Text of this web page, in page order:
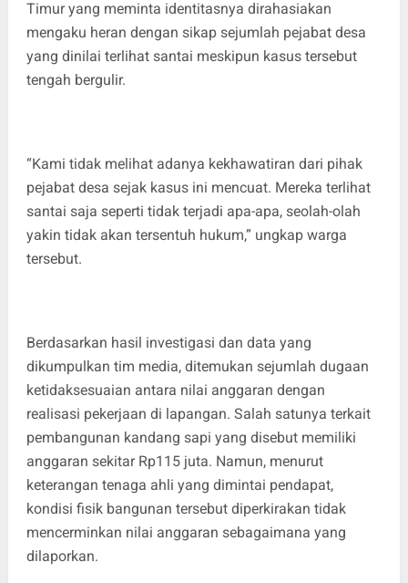
Timur yang meminta identitasnya dirahasiakan
mengaku heran dengan sikap sejumlah pejabat desa
yang dinilai terlihat santai meskipun kasus tersebut
tengah bergulir.
“Kami tidak melihat adanya kekhawatiran dari pihak
pejabat desa sejak kasus ini mencuat. Mereka terlihat
santai saja seperti tidak terjadi apa-apa, seolah-olah
yakin tidak akan tersentuh hukum,” ungkap warga
tersebut.
Berdasarkan hasil investigasi dan data yang
dikumpulkan tim media, ditemukan sejumlah dugaan
ketidaksesuaian antara nilai anggaran dengan
realisasi pekerjaan di lapangan. Salah satunya terkait
pembangunan kandang sapi yang disebut memiliki
anggaran sekitar Rp115 juta. Namun, menurut
keterangan tenaga ahli yang dimintai pendapat,
kondisi fisik bangunan tersebut diperkirakan tidak
mencerminkan nilai anggaran sebagaimana yang
dilaporkan.